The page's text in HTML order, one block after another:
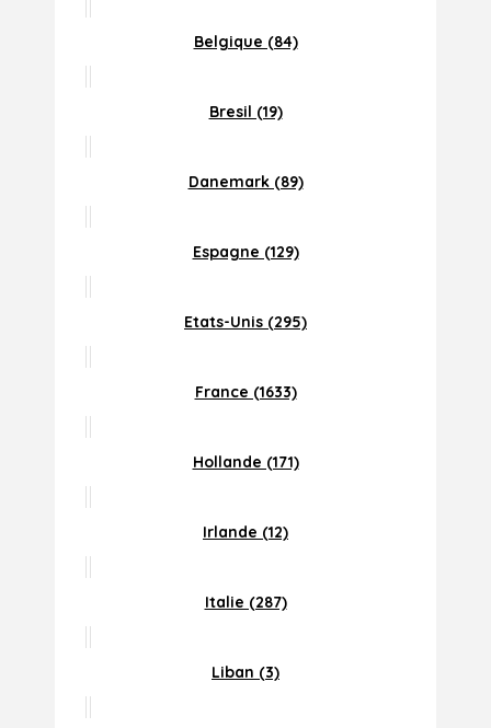
Belgique (84)
Bresil (19)
Danemark (89)
Espagne (129)
Etats-Unis (295)
France (1633)
Hollande (171)
Irlande (12)
Italie (287)
Liban (3)